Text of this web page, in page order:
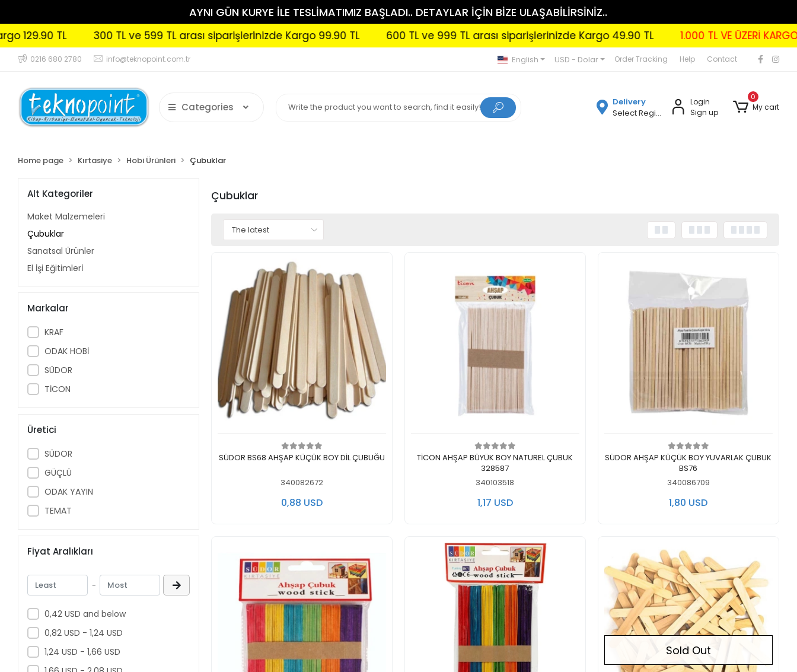
AYNI GÜN KURYE İLE TESLİMATIMIZ BAŞLADI.. DETAYLAR İÇİN BİZE ULAŞABİLİRSİNİZ..
300 TL ve 599 TL arası siparişlerinizde Kargo 99.90 TL 600 TL ve 999 TL arası siparişlerinizde Kargo 49.90 TL 1.000 TL VE ÜZERİ KARGO BEDAVA
0216 680 2780 info@teknopoint.com.tr English USD - Dolar Order Tracking Help Contact
Categories
Delivery
Select Region
Login
Sign up
0
My cart
Home page Kırtasiye Hobi Ürünleri Çubuklar
Alt Kategoriler
Maket Malzemeleri
Çubuklar
Sanatsal Ürünler
El İşi Eğitimlerİ
Markalar
KRAF
ODAK HOBİ
SÜDOR
TİCON
Üretici
SÜDOR
GÜÇLÜ
ODAK YAYIN
TEMAT
Fiyat Aralıkları
-
0,42 USD and below
0,82 USD - 1,24 USD
1,24 USD - 1,66 USD
Çubuklar
Add to cart
SÜDOR BS68 AHŞAP KÜÇÜK BOY DİL ÇUBUĞU
340082672
0,88 USD
Add to cart
TİCON AHŞAP BÜYÜK BOY NATUREL ÇUBUK
328587
340103518
1,17 USD
Add to cart
SÜDOR AHŞAP KÜÇÜK BOY YUVARLAK ÇUBUK
BS76
340086709
1,80 USD
Sold Out